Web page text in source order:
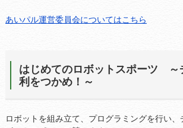
あいパル運営委員会についてはこちら
はじめてのロボットスポーツ ～
利をつかめ！～
ロボットを組み立て、プログラミングを行い、